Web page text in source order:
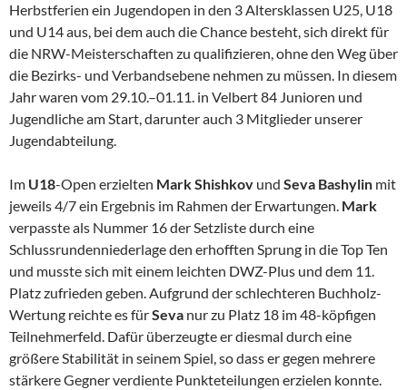
Herbstferien ein Jugendopen in den 3 Altersklassen U25, U18
und U14 aus, bei dem auch die Chance besteht, sich direkt für
die NRW-Meisterschaften zu qualifizieren, ohne den Weg über
die Bezirks- und Verbandsebene nehmen zu müssen. In diesem
Jahr waren vom 29.10.–01.11. in Velbert 84 Junioren und
Jugendliche am Start, darunter auch 3 Mitglieder unserer
Jugendabteilung.
Im U18-Open erzielten Mark Shishkov und Seva Bashylin mit
jeweils 4/7 ein Ergebnis im Rahmen der Erwartungen. Mark
verpasste als Nummer 16 der Setzliste durch eine
Schlussrundenniederlage den erhofften Sprung in die Top Ten
und musste sich mit einem leichten DWZ-Plus und dem 11.
Platz zufrieden geben. Aufgrund der schlechteren Buchholz-
Wertung reichte es fürSeva nur zu Platz 18 im 48-köpfigen
Teilnehmerfeld. Dafür überzeugte er diesmal durch eine
größere Stabilität in seinem Spiel, so dass er gegen mehrere
stärkere Gegner verdiente Punkteteilungen erzielen konnte.